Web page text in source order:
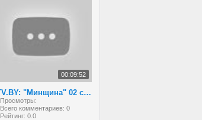
00:09:52
CTV.BY: "Минщина" 02 сентября 2013 года
Просмотры:
Всего комментариев: 0
Рейтинг: 0.0